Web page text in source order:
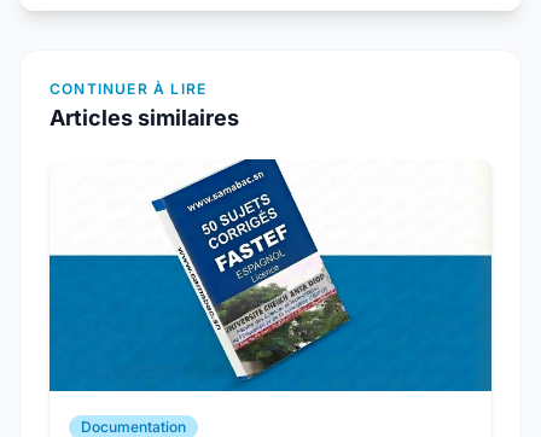
CONTINUER À LIRE
Articles similaires
Documentation